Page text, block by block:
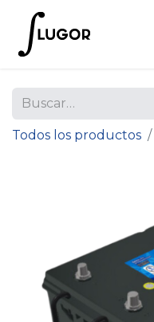
Todos los productos